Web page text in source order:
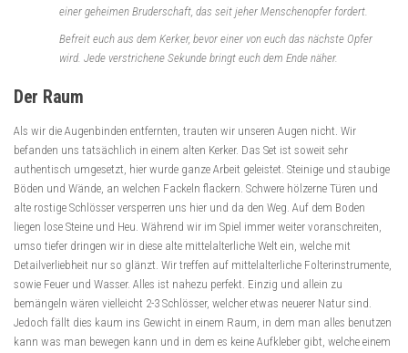
einer geheimen Bruderschaft, das seit jeher Menschenopfer fordert.
Befreit euch aus dem Kerker, bevor einer von euch das nächste Opfer
wird. Jede verstrichene Sekunde bringt euch dem Ende näher.
Der Raum
Als wir die Augenbinden entfernten, trauten wir unseren Augen nicht. Wir
befanden uns tatsächlich in einem alten Kerker. Das Set ist soweit sehr
authentisch umgesetzt, hier wurde ganze Arbeit geleistet. Steinige und staubige
Böden und Wände, an welchen Fackeln flackern. Schwere hölzerne Türen und
alte rostige Schlösser versperren uns hier und da den Weg. Auf dem Boden
liegen lose Steine und Heu. Während wir im Spiel immer weiter voranschreiten,
umso tiefer dringen wir in diese alte mittelalterliche Welt ein, welche mit
Detailverliebheit nur so glänzt. Wir treffen auf mittelalterliche Folterinstrumente,
sowie Feuer und Wasser. Alles ist nahezu perfekt. Einzig und allein zu
bemängeln wären vielleicht 2-3 Schlösser, welcher etwas neuerer Natur sind.
Jedoch fällt dies kaum ins Gewicht in einem Raum, in dem man alles benutzen
kann was man bewegen kann und in dem es keine Aufkleber gibt, welche einem